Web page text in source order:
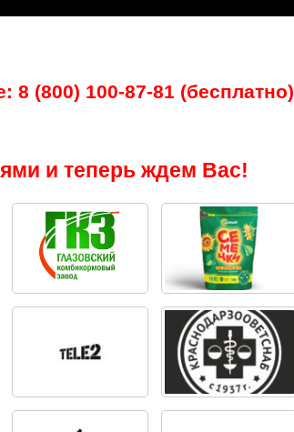
(800) 100-87-81 (бесплатно)
и теперь ждем Вас!